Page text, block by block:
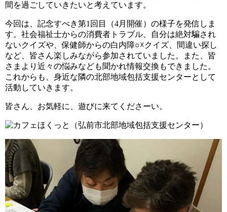
間を過ごしていきたいと考えています。
今回は、記念すべき第1回目（4月開催）の様子を発信しま
す。社会福祉士からの消費者トラブル、自分は絶対騙され
ないクイズや、保健師からの白内障○☓クイズ、間違い探し
など、皆さん楽しみながら参加されていました。また、皆
さまより近々の悩みなども聞かれ情報交換もできました。
これからも、身近な隣の北部地域包括支援センターとして
活動していきます。
皆さん、お気軽に、遊びに来てくださーい。